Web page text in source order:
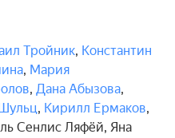
Тройник, Константин
, Мария
, Дана Абызова,
, Кирилл Ермаков,
Сенлис Ляфёй, Яна